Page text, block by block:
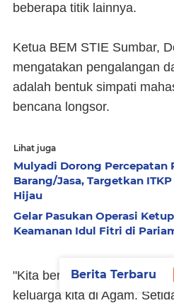
beberapa titik lainnya.
Ketua BEM STIE Sumbar,
mengatakan pengalangan
adalah bentuk simpati
bencana longsor.
Lihat juga
Mulyadi Dorong Percepatan
Barang/Jasa, Targetkan
Hijau
Gelar Pasukan Operasi
Keamanan Idul Fitri di
"Kita bersimpati atas
keluarga kita di Agam.
Berita Terbaru